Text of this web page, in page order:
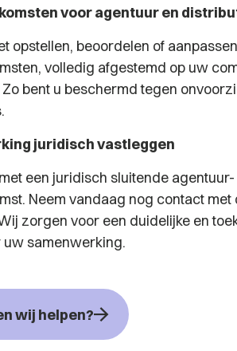
voor agentuur en
opstellen, beoordelen of
volledig afgestemd op uw
bent u beschermd tegen
juridisch vastleggen
een juridisch sluitende
Neem vandaag nog contact met
zorgen voor een duidelijke en
samenwerking.
wij helpen?